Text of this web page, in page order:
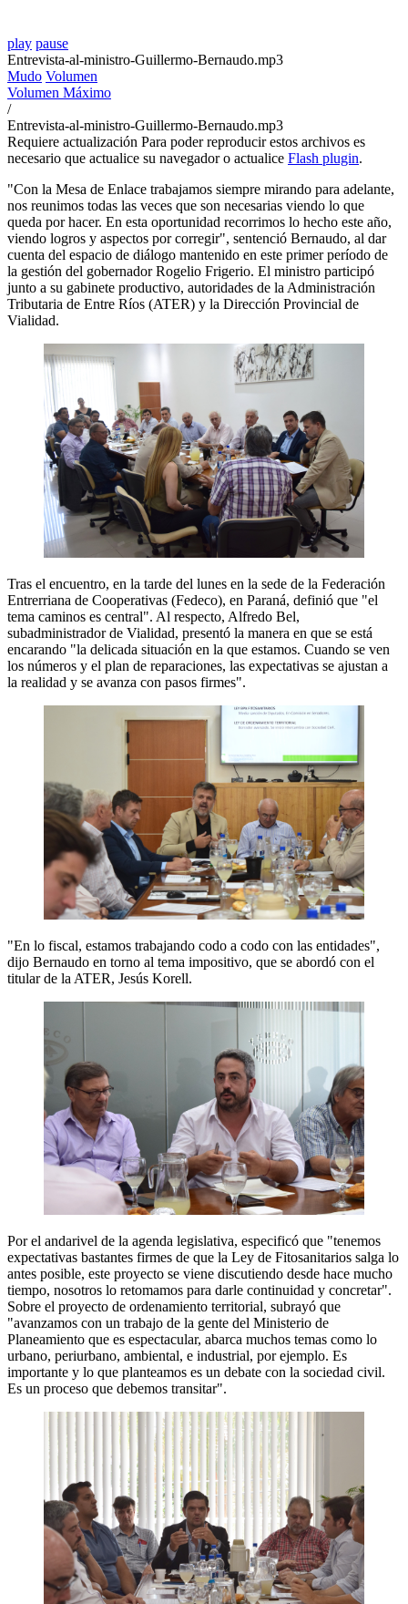
play pause
Entrevista-al-ministro-Guillermo-Bernaudo.mp3
Mudo Volumen
Volumen Máximo
/
Entrevista-al-ministro-Guillermo-Bernaudo.mp3
Requiere actualización Para poder reproducir estos archivos es
necesario que actualice su navegador o actualice Flash plugin.
"Con la Mesa de Enlace trabajamos siempre mirando para adelante,
nos reunimos todas las veces que son necesarias viendo lo que
queda por hacer. En esta oportunidad recorrimos lo hecho este año,
viendo logros y aspectos por corregir", sentenció Bernaudo, al dar
cuenta del espacio de diálogo mantenido en este primer período de
la gestión del gobernador Rogelio Frigerio. El ministro participó
junto a su gabinete productivo, autoridades de la Administración
Tributaria de Entre Ríos (ATER) y la Dirección Provincial de
Vialidad.
Tras el encuentro, en la tarde del lunes en la sede de la Federación
Entrerriana de Cooperativas (Fedeco), en Paraná, definió que "el
tema caminos es central". Al respecto, Alfredo Bel,
subadministrador de Vialidad, presentó la manera en que se está
encarando "la delicada situación en la que estamos. Cuando se ven
los números y el plan de reparaciones, las expectativas se ajustan a
la realidad y se avanza con pasos firmes".
"En lo fiscal, estamos trabajando codo a codo con las entidades",
dijo Bernaudo en torno al tema impositivo, que se abordó con el
titular de la ATER, Jesús Korell.
Por el andarivel de la agenda legislativa, especificó que "tenemos
expectativas bastantes firmes de que la Ley de Fitosanitarios salga lo
antes posible, este proyecto se viene discutiendo desde hace mucho
tiempo, nosotros lo retomamos para darle continuidad y concretar".
Sobre el proyecto de ordenamiento territorial, subrayó que
"avanzamos con un trabajo de la gente del Ministerio de
Planeamiento que es espectacular, abarca muchos temas como lo
urbano, periurbano, ambiental, e industrial, por ejemplo. Es
importante y lo que planteamos es un debate con la sociedad civil.
Es un proceso que debemos transitar".